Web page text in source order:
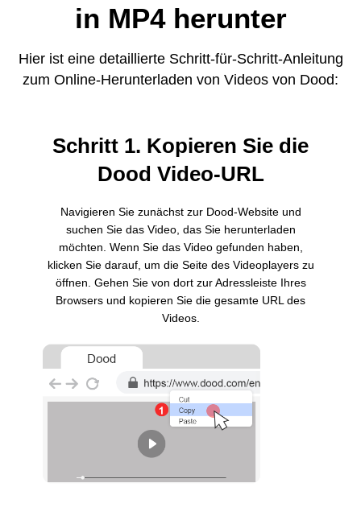
in MP4 herunter
Hier ist eine detaillierte Schritt-für-Schritt-Anleitung
zum Online-Herunterladen von Videos von Dood:
Schritt 1. Kopieren Sie die
Dood Video-URL
Navigieren Sie zunächst zur Dood-Website und
suchen Sie das Video, das Sie herunterladen
möchten. Wenn Sie das Video gefunden haben,
klicken Sie darauf, um die Seite des Videoplayers zu
öffnen. Gehen Sie von dort zur Adressleiste Ihres
Browsers und kopieren Sie die gesamte URL des
Videos.